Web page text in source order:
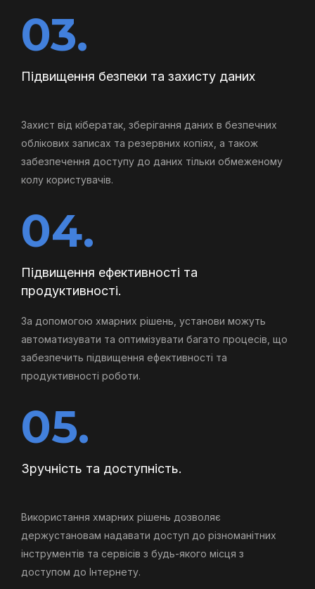
03.
Підвищення безпеки та захисту даних
Захист від кібератак, зберігання даних в безпечних
облікових записах та резервних копіях, а також
забезпечення доступу до даних тільки обмеженому
колу користувачів.
04.
Підвищення ефективності та
продуктивності.
За допомогою хмарних рішень, установи можуть
автоматизувати та оптимізувати багато процесів, що
забезпечить підвищення ефективності та
продуктивності роботи.
05.
Зручність та доступність.
Використання хмарних рішень дозволяє
держустановам надавати доступ до різноманітних
інструментів та сервісів з будь-якого місця з
доступом до Інтернету.